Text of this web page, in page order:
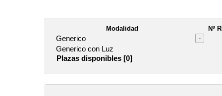
Modalidad Nº
Generico -
Generico con Luz
Plazas disponibles [0]